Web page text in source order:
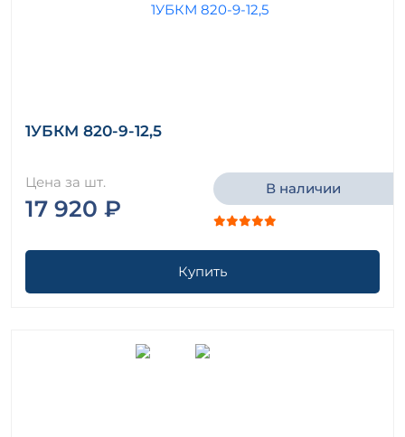
1УБКМ 820-9-12,5
Цена за шт.
17 920 ₽
В наличии
Купить